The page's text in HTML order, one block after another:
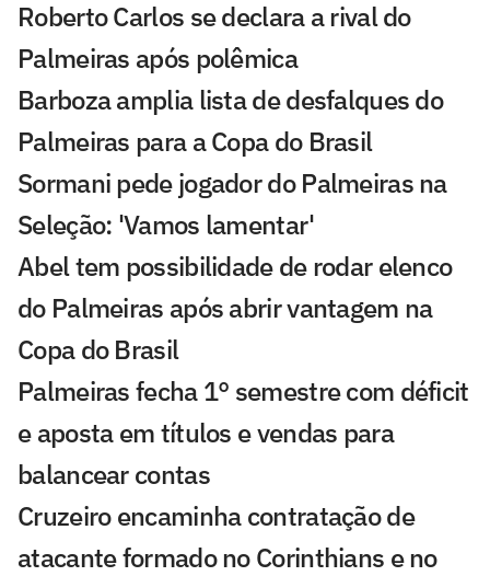
Roberto Carlos se declara a rival do
Palmeiras após polêmica
Barboza amplia lista de desfalques do
Palmeiras para a Copa do Brasil
Sormani pede jogador do Palmeiras na
Seleção: 'Vamos lamentar'
Abel tem possibilidade de rodar elenco
do Palmeiras após abrir vantagem na
Copa do Brasil
Palmeiras fecha 1° semestre com déficit
e aposta em títulos e vendas para
balancear contas
Cruzeiro encaminha contratação de
atacante formado no Corinthians e no